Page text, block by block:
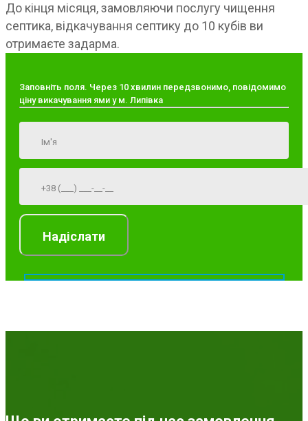
До кінця місяця, замовляючи послугу чищення
септика, відкачування септику до 10 кубів ви
отримаєте задарма.
Заповніть поля. Через 10 хвилин передзвонимо, повідомимо
ціну викачування ями у м. Липівка